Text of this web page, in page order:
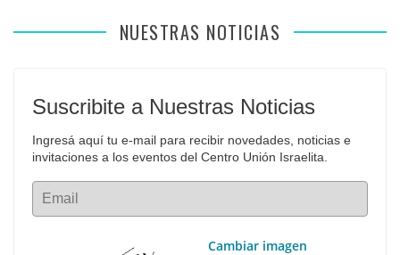
NUESTRAS NOTICIAS
Suscribite a Nuestras Noticias
Ingresá aquí tu e-mail para recibir novedades, noticias e
invitaciones a los eventos del Centro Unión Israelita.
Email
Cambiar imagen